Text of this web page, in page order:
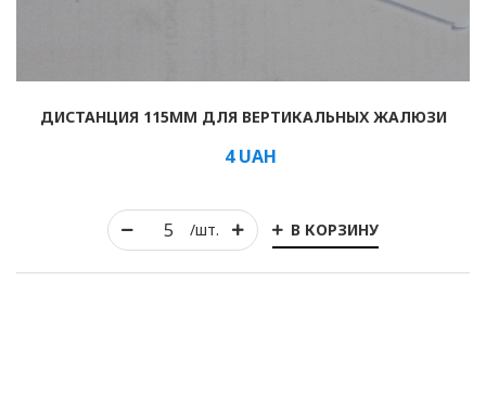
/шт. В КОРЗИНУ
ДИСТАНЦИЯ 115ММ ДЛЯ ВЕРТИКАЛЬНЫХ ЖАЛЮЗИ
4UAH